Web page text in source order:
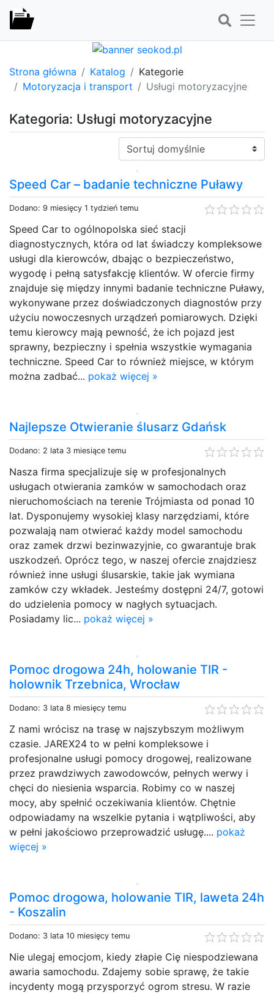
Strona główna Katalog
Kategorie
Motoryzacja i transport
Usługi motoryzacyjne
Kategoria: Usługi motoryzacyjne
Sortuj:
Speed Car – badanie techniczne Puławy
Dodano: 9 miesięcy 1 tydzień temu
Speed Car to ogólnopolska sieć stacji
diagnostycznych, która od lat świadczy kompleksowe
usługi dla kierowców, dbając o bezpieczeństwo,
wygodę i pełną satysfakcję klientów. W ofercie firmy
znajduje się między innymi badanie techniczne Puławy,
wykonywane przez doświadczonych diagnostów przy
użyciu nowoczesnych urządzeń pomiarowych. Dzięki
temu kierowcy mają pewność, że ich pojazd jest
sprawny, bezpieczny i spełnia wszystkie wymagania
techniczne. Speed Car to również miejsce, w którym
można zadbać... pokaż więcej »
Najlepsze Otwieranie ślusarz Gdańsk
Dodano: 2 lata 3 miesiące temu
Nasza firma specjalizuje się w profesjonalnych
usługach otwierania zamków w samochodach oraz
nieruchomościach na terenie Trójmiasta od ponad 10
lat. Dysponujemy wysokiej klasy narzędziami, które
pozwalają nam otwierać każdy model samochodu
oraz zamek drzwi bezinwazyjnie, co gwarantuje brak
uszkodzeń. Oprócz tego, w naszej ofercie znajdziesz
również inne usługi ślusarskie, takie jak wymiana
zamków czy wkładek. Jesteśmy dostępni 24/7, gotowi
do udzielenia pomocy w nagłych sytuacjach.
Posiadamy lic... pokaż więcej »
Pomoc drogowa 24h, holowanie TIR -
holownik Trzebnica, Wrocław
Dodano: 3 lata 8 miesięcy temu
Z nami wrócisz na trasę w najszybszym możliwym
czasie. JAREX24 to w pełni kompleksowe i
profesjonalne usługi pomocy drogowej, realizowane
przez prawdziwych zawodowców, pełnych werwy i
chęci do niesienia wsparcia. Robimy co w naszej
mocy, aby spełnić oczekiwania klientów. Chętnie
odpowiadamy na wszelkie pytania i wątpliwości, aby
w pełni jakościowo przeprowadzić usługę.... pokaż
więcej »
Pomoc drogowa, holowanie TIR, laweta 24h
- Koszalin
Dodano: 3 lata 10 miesięcy temu
Nie ulegaj emocjom, kiedy złapie Cię niespodziewana
awaria samochodu. Zdajemy sobie sprawę, że takie
incydenty mogą przysporzyć ogrom stresu. W razie